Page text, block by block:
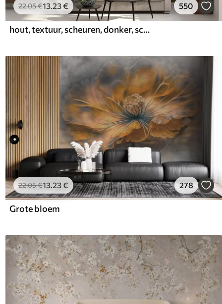
22.05€13.23€ 550
hout, textuur, scheuren, donker, schors, oppervlak
22.05€13.23€ 278
Grote bloem